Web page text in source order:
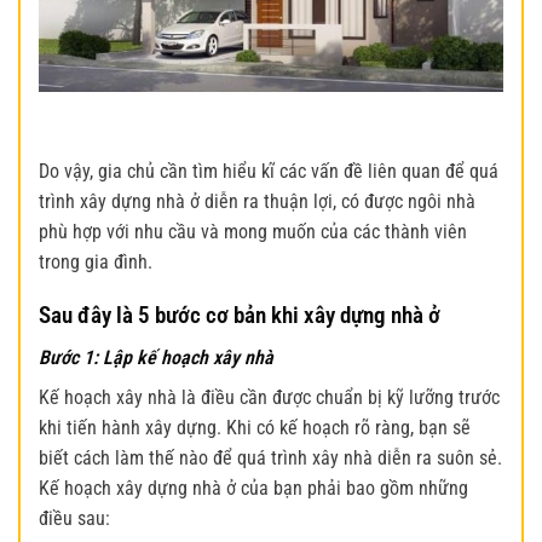
Do vậy, gia chủ cần tìm hiểu kĩ các vấn đề liên quan để quá
trình xây dựng nhà ở diễn ra thuận lợi, có được ngôi nhà
phù hợp với nhu cầu và mong muốn của các thành viên
trong gia đình.
Sau đây là 5 bước cơ bản khi xây dựng nhà ở
Bước 1:Lập kế hoạch xây nhà
Kế hoạch xây nhà là điều cần được chuẩn bị kỹ lưỡng trước
khi tiến hành xây dựng. Khi có kế hoạch rõ ràng, bạn sẽ
biết cách làm thế nào để quá trình xây nhà diễn ra suôn sẻ.
Kế hoạch xây dựng nhà ở của bạn phải bao gồm những
điều sau: